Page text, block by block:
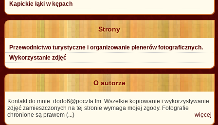
Kapickie łąki w kępach
Strony
Przewodnictwo turystyczne i organizowanie plenerów fotograficznych.
Wykorzystanie zdjęć
O autorze
Kontakt do mnie: dodo6@poczta.fm Wszelkie kopiowanie i wykorzystywanie
zdjęć zamieszczonych na tej stronie wymaga mojej zgody. Fotografie
chronione są prawem (...)
więcej